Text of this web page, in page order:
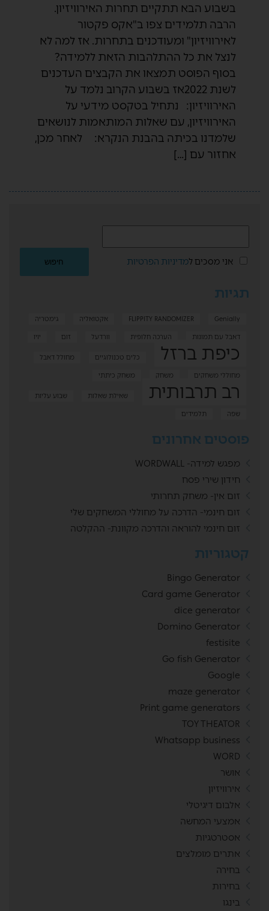
בשבוע הבא תתקיים תחרות האירוויזיון.
הרבה תלמידים צפו ב"אקס פקטור
לאירוויזיון" ומעודכנים בתחרות. אז למה לא
לנצל את כל ההתלהבות הזאת ללמידה?
בסוף הפוסט תמצאו את הקבצים העדכנים
לשנת 2022אז בשבוע הקרוב נלמד על
האירוויזיון: נתחיל בטקסט מידעי על
האירוויזיון, עם שאלות המותאמות לנושאים
שלמדנו בכיתה בהבנת הנקרא: לאחר מכן,
אחזור עם […]
אני מסכים למדיניות הפרטיות
תגיות
FLIPPITY RANDOMIZER Genially אקטואליה
גימטריה
דאבל עם תמונות
הערכה חלופית וורדעל זום יויו
כיפת ברזל כלים טכנולוגיים
מחולל דאבל
מחוללי משחקים
משחק משחק כיתתי
רב תרבותית שאילת שאלות
שבוע עליות
שפה
תלמידים
פוסטים אחרונים
מפגש למידה- WORDWALL
חידון שירי פסח
זום אין- משחק תחרותי
זום חינמי- הדרכה על מחוללי המשחקים שלי
זום חינמי להוראה והדרכה מקוונת- ההקלטה
קטגוריות
Bingo Generator
Card game Generator
dice generator
Domino Generator
festisite
Go fish Generator
Google
maze generator
Print game generators
TOY THEATOR
Whatsapp business
WORD
אושר
אירוויזיון
אלבום דיגיטלי
אמצעי המחשה
אסטרטגיות
אתרים מומלצים
בחירה
בחירות
בינגו